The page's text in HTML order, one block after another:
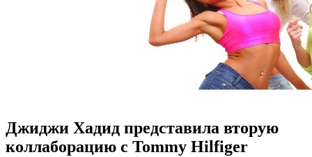
Джиджи Хадид представила вторую
коллаборацию с Tommy Hilfiger